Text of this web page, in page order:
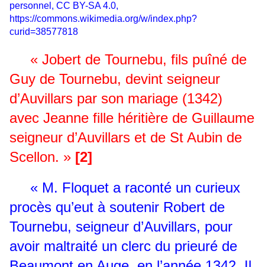
personnel, CC BY-SA 4.0,
https://commons.wikimedia.org/w/index.php?
curid=38577818
« Jobert de Tournebu, fils puîné de
Guy de Tournebu, devint seigneur
d’Auvillars par son mariage (1342)
avec Jeanne fille héritière de Guillaume
seigneur d’Auvillars et de St Aubin de
Scellon. » [2]
« M. Floquet a raconté un curieux
procès qu’eut à soutenir Robert de
Tournebu, seigneur d’Auvillars, pour
avoir maltraité un clerc du prieuré de